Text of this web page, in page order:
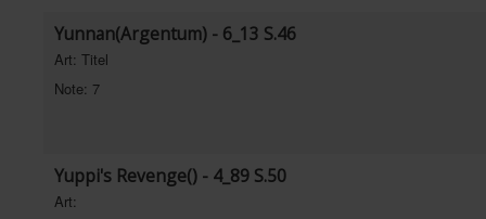
Yunnan(Argentum) - 6_13 S.46
Art: Titel
Note: 7
Yuppi's Revenge() - 4_89 S.50
Art: